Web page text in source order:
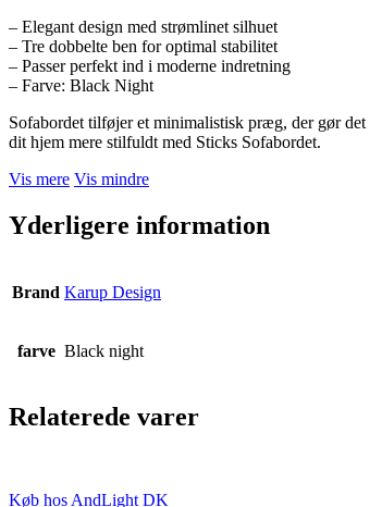
– Elegant design med strømlinet silhuet
– Tre dobbelte ben for optimal stabilitet
– Passer perfekt ind i moderne indretning
– Farve: Black Night
Sofabordet tilføjer et minimalistisk præg, der gør
dit hjem mere stilfuldt med Sticks Sofabordet.
Vis mere Vis mindre
Yderligere information
Brand Karup Design
farve Black night
Relaterede varer
Køb hos AndLight DK